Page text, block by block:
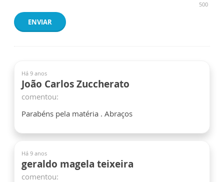
500
ENVIAR
Há 9 anos
João Carlos Zuccherato
comentou:
Parabéns pela matéria . Abraços
Há 9 anos
geraldo magela teixeira
comentou: